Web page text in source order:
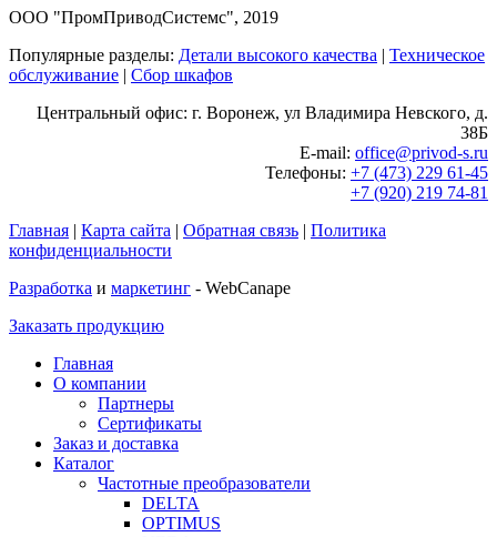
ООО "ПромПриводСистемс", 2019
Популярные разделы: Детали высокого качества | Техническое
обслуживание | Сбор шкафов
Центральный офис: г. Воронеж, ул Владимира Невского, д.
38Б
E-mail: office@privod-s.ru
Телефоны: +7 (473) 229 61-45
+7 (920) 219 74-81
Главная | Карта сайта | Обратная связь | Политика
конфиденциальности
Разработка и маркетинг - WebCanape
Заказать продукцию
Главная
О компании
Партнеры
Сертификаты
Заказ и доставка
Каталог
Частотные преобразователи
DELTA
OPTIMUS